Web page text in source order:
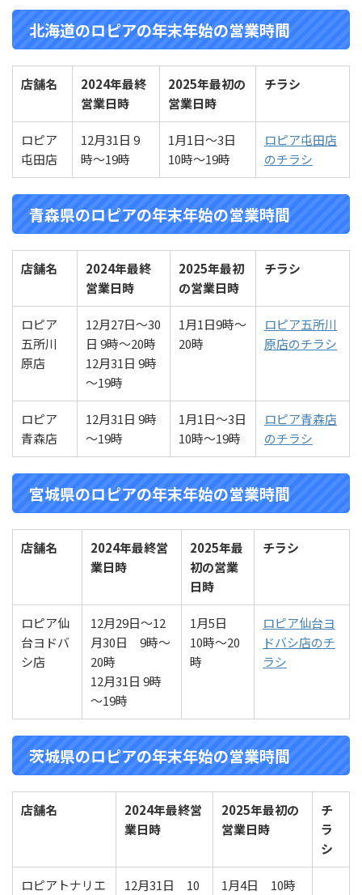
北海道のロピアの年末年始の営業時間
店舗名
2024年最終
営業日時
2025年最初の
営業日時
チラシ
ロピア
屯田店
12月31日 9
時～19時
1月1日～3日
10時～19時
ロピア屯田店
のチラシ
青森県のロピアの年末年始の営業時間
店舗名
2024年最終
営業日時
2025年最初
の営業日時
チラシ
ロピア
五所川
原店
12月27日～30
日 9時～20時
12月31日 9時
～19時
1月1日9時～
20時
ロピア五所川
原店のチラシ
ロピア
青森店
12月31日 9時
～19時
1月1日～3日
10時～19時
ロピア青森店
のチラシ
宮城県のロピアの年末年始の営業時間
店舗名
2024年最終営
業日時
2025年最
初の営業
日時
チラシ
ロピア仙
台ヨドバ
シ店
12月29日～12
月30日 9時～
20時
12月31日 9時
～19時
1月5日
10時～20
時
ロピア仙台ヨ
ドバシ店のチ
ラシ
茨城県のロピアの年末年始の営業時間
店舗名
2024年最終営
業日時
2025年最初の
営業日時
チ
ラ
シ
ロピアトナリエ
12月31日 10
1月4日 10時